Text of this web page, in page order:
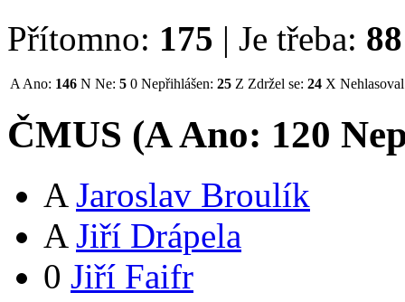
Přítomno: 175 | Je třeba: 88
A Ano: 146 N Ne: 5 0 Nepřihlášen: 25 Z Zdržel se: 24 X Nehlasoval
ČMUS (AAno: 120
A Jaroslav Broulík
A Jiří Drápela
0 Jiří Faifr